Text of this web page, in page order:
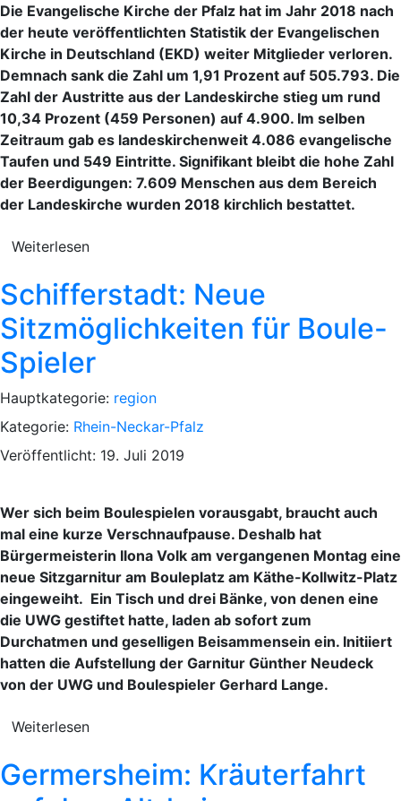
Die Evangelische Kirche der Pfalz hat im Jahr 2018 nach
der heute veröffentlichten Statistik der Evangelischen
Kirche in Deutschland (EKD) weiter Mitglieder verloren.
Demnach sank die Zahl um 1,91 Prozent auf 505.793. Die
Zahl der Austritte aus der Landeskirche stieg um rund
10,34 Prozent (459 Personen) auf 4.900. Im selben
Zeitraum gab es landeskirchenweit 4.086 evangelische
Taufen und 549 Eintritte. Signifikant bleibt die hohe Zahl
der Beerdigungen: 7.609 Menschen aus dem Bereich
der Landeskirche wurden 2018 kirchlich bestattet.
Weiterlesen
Schifferstadt: Neue
Sitzmöglichkeiten für Boule-
Spieler
Hauptkategorie: region
Kategorie: Rhein-Neckar-Pfalz
Veröffentlicht: 19. Juli 2019
Wer sich beim Boulespielen vorausgabt, braucht auch
mal eine kurze Verschnaufpause. Deshalb hat
Bürgermeisterin Ilona Volk am vergangenen Montag eine
neue Sitzgarnitur am Bouleplatz am Käthe-Kollwitz-Platz
eingeweiht. Ein Tisch und drei Bänke, von denen eine
die UWG gestiftet hatte, laden ab sofort zum
Durchatmen und geselligen Beisammensein ein. Initiiert
hatten die Aufstellung der Garnitur Günther Neudeck
von der UWG und Boulespieler Gerhard Lange.
Weiterlesen
Germersheim: Kräuterfahrt